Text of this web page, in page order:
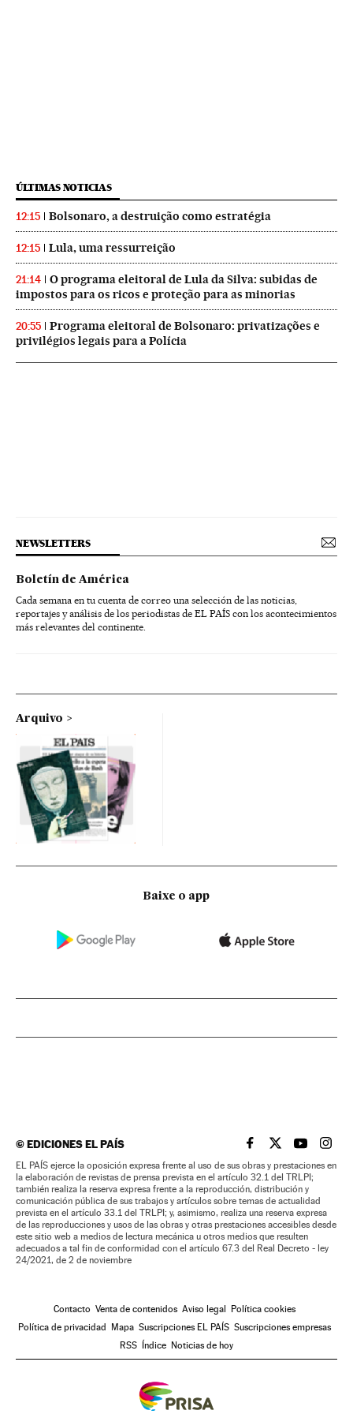
ÚLTIMAS NOTICIAS
12:15 Bolsonaro, a destruição como estratégia
12:15 Lula, uma ressurreição
21:14
O programa eleitoral de Lula da Silva: subidas de
impostos para os ricos e proteção para as minorias
20:55
Programa eleitoral de Bolsonaro: privatizações e
privilégios legais para a Polícia
NEWSLETTERS
Boletín de América
Cada semana en tu cuenta de correo una selección de las noticias,
reportajes y análisis de los periodistas de EL PAÍS con los acontecimientos
más relevantes del continente.
Arquivo
Baixe o app
©EDICIONES EL PAÍS EL PAÍS BRASIL EN
EL PAÍSEL PAÍS
EL
EL PAÍS ejerce la oposición expresa frente al uso de sus obras y prestaciones en
la elaboración de revistas de prensa prevista en el artículo 32.1 del TRLPI;
también realiza la reserva expresa frente a la reproducción, distribución y
comunicación pública de sus trabajos y artículos sobre temas de actualidad
prevista en el artículo 33.1 del TRLPI; y, asimismo, realiza una reserva expresa
de las reproducciones y usos de las obras y otras prestaciones accesibles desde
este sitio web a medios de lectura mecánica u otros medios que resulten
adecuados a tal fin de conformidad con el artículo 67.3 del Real Decreto - ley
24/2021, de 2 de noviembre
Contacto Venta de contenidos Aviso legal Política cookies
Política de privacidad Mapa Suscripciones EL PAÍS Suscripciones empresas
RSS Índice Noticias de hoy